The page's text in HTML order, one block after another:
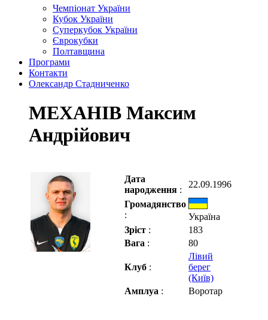
Чемпіонат України
Кубок України
Суперкубок України
Єврокубки
Полтавщина
Програми
Контакти
Олександр Стадниченко
МЕХАНІВ Максим
Андрійович
Дата
народження :
22.09.1996
Громадянство
:
Україна
Зріст :
183
Вага : 80
Клуб :
Лівий
берег
(Київ)
Амплуа : Воротар